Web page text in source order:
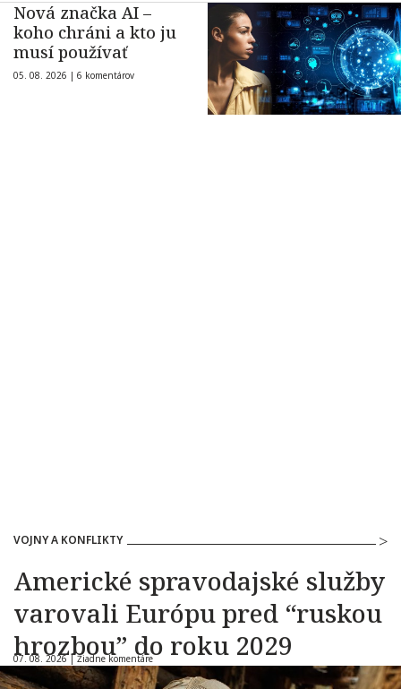
Nová značka AI –
koho chráni a kto ju
musí používať
05. 08. 2026 | 6 komentárov
VOJNY A KONFLIKTY
Americké spravodajské služby
varovali Európu pred “ruskou
hrozbou” do roku 2029
07. 08. 2026 |Žiadne komentáre